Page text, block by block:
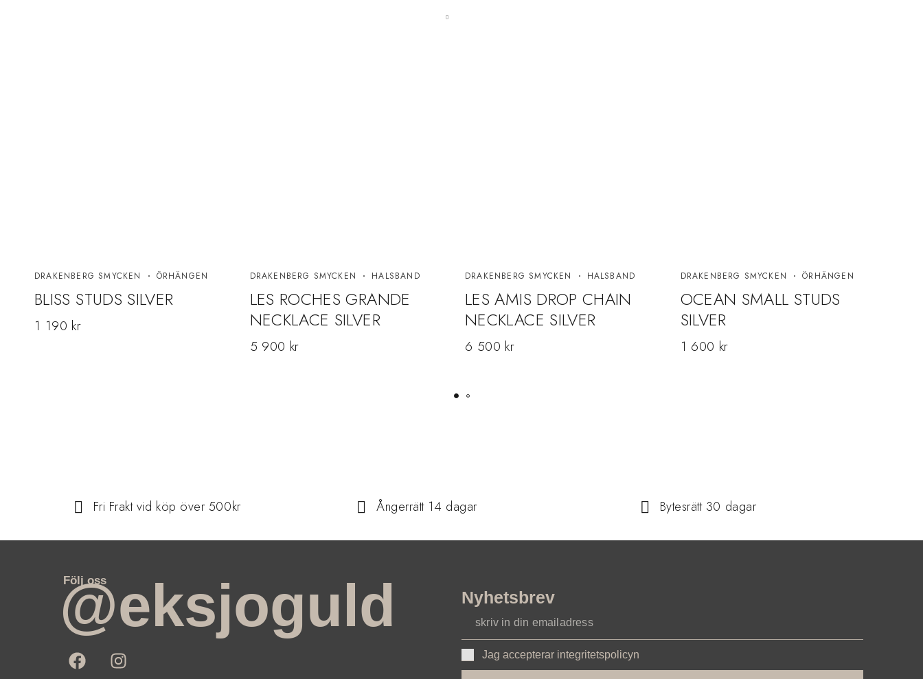
DRAKENBERG SMYCKEN ÖRHÄNGEN
BLISS STUDS SILVER
1 190 kr
DRAKENBERG SMYCKEN HALSBAND
LES ROCHES GRANDE
NECKLACE SILVER
5 900 kr
DRAKENBERG SMYCKEN HALSBAND
LES AMIS DROP CHAIN
NECKLACE SILVER
6 500 kr
DRAKENBERG SMYCKEN ÖRHÄNGEN
OCEAN SMALL STUDS
SILVER
1 600 kr
Fri Frakt vid köp över 500kr Ångerrätt 14 dagar Bytesrätt 30 dagar
Följ oss
@eksjoguld Nyhetsbrev
Jag accepterar integritetspolicyn